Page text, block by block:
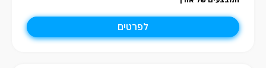
לפרטים